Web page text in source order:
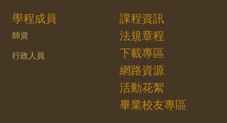
學程成員
師資
行政人員
課程資訊
法規章程
下載專區
網路資源
活動花絮
畢業校友專區